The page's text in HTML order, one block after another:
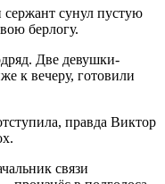
сунул пустую
берлогу.
Две девушки-
к вечеру, готовили
правда Виктор
связи